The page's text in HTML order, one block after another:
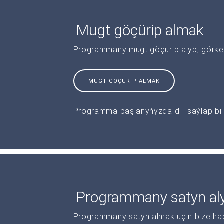
Mugt göçürip almak
Programmany mugt göçürip alyp,
MUGT GÖÇÜRIP ALMAK
Programma başlanyňyzda dili saýlap
Programmany satyn
Programmany satyn almak üçin bize